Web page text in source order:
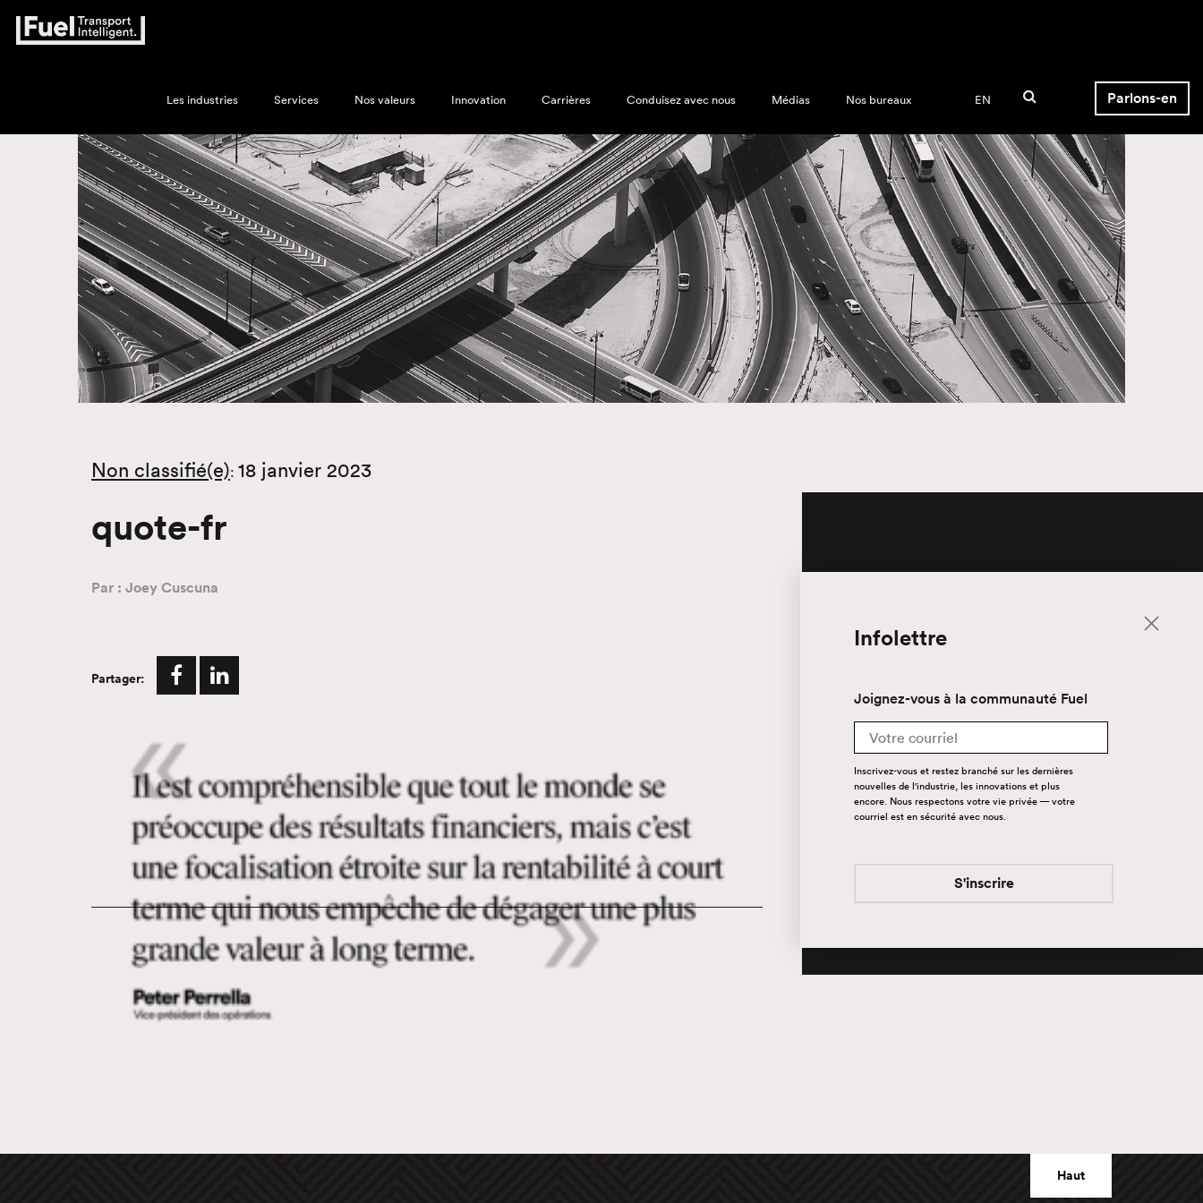
Les industries Services Nos valeurs Innovation Carrières Conduisez avec nous Médias Nos bureaux EN Parlons-en
Non classifié(e): 18 janvier 2023
quote-fr
Par : Joey Cuscuna
Partager:
Joignez-vous à la communauté
Email
Inscrivez-vous et restez branché sur les
dernières nouvelles de l’industrie, les
innovations et plus encore. Nous respectons
votre vie privée – votre courriel est en
sécurité avec nous.
Haut
Infolettre
Joignez-vous à la communauté Fuel
Email
Inscrivez-vous et restez branché sur les dernières
nouvelles de l'industrie, les innovations et plus
encore. Nous respectons votre vie privée — votre
courriel est en sécurité avec nous.
S'inscrire